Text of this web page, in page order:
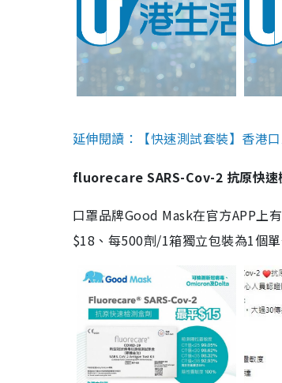
延伸閱讀：【快速測試套裝】香港
fluorecare SARS-Cov-2 抗原快速
口罩品牌Good Mask在官方APP上
$18、每500劑/1箱獨立包裝為1個